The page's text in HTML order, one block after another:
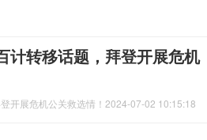
计转移话题，拜登开展危机
开展危机公关救选情！ 2024-07-02 10:15:18